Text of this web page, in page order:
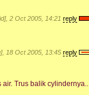
2 Oct 2005, 14:21 reply
18 Oct 2005, 13:45 reply
Trus balik cylindernya..